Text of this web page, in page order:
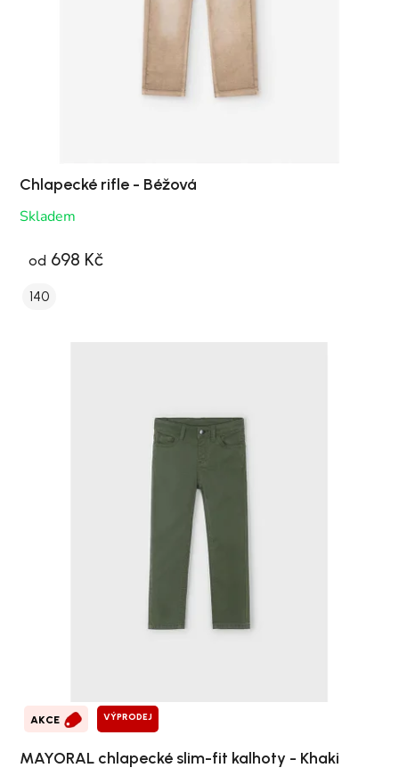
Chlapecké rifle - Béžová
Skladem
od 698 Kč
140
AKCE VÝPRODEJ
MAYORAL chlapecké slim-fit kalhoty - Khaki